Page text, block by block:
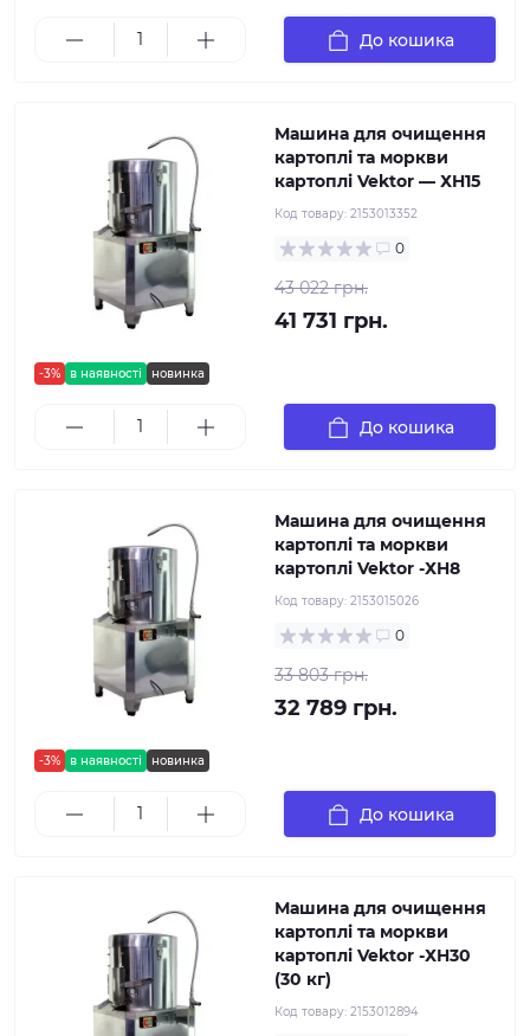
До кошика
-3% в наявності новинка
Машина для очищення
картоплі та моркви
картоплі Vektor — ХH15
Код товару: 2153013352
0
43 022 грн.
41 731 грн.
До кошика
-3% в наявності новинка
Машина для очищення
картоплі та моркви
картоплі Vektor -ХH8
Код товару: 2153015026
0
33 803 грн.
32 789 грн.
До кошика
Машина для очищення
картоплі та моркви
картоплі Vektor -ХH30
(30 кг)
Код товару: 2153012894